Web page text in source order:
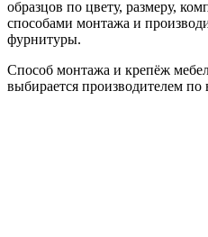
образцов по цвету, размеру,
способами монтажа и
фурнитуры.
Способ монтажа и крепёж
выбирается производителем